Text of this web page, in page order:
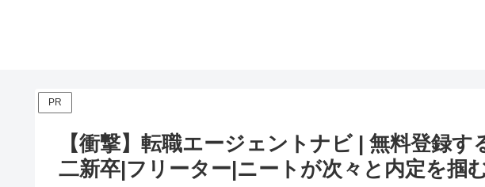
PR
【衝撃】転職エージェントナビ | 無料登録
二新卒|フリーター|ニートが次々と内定を掴